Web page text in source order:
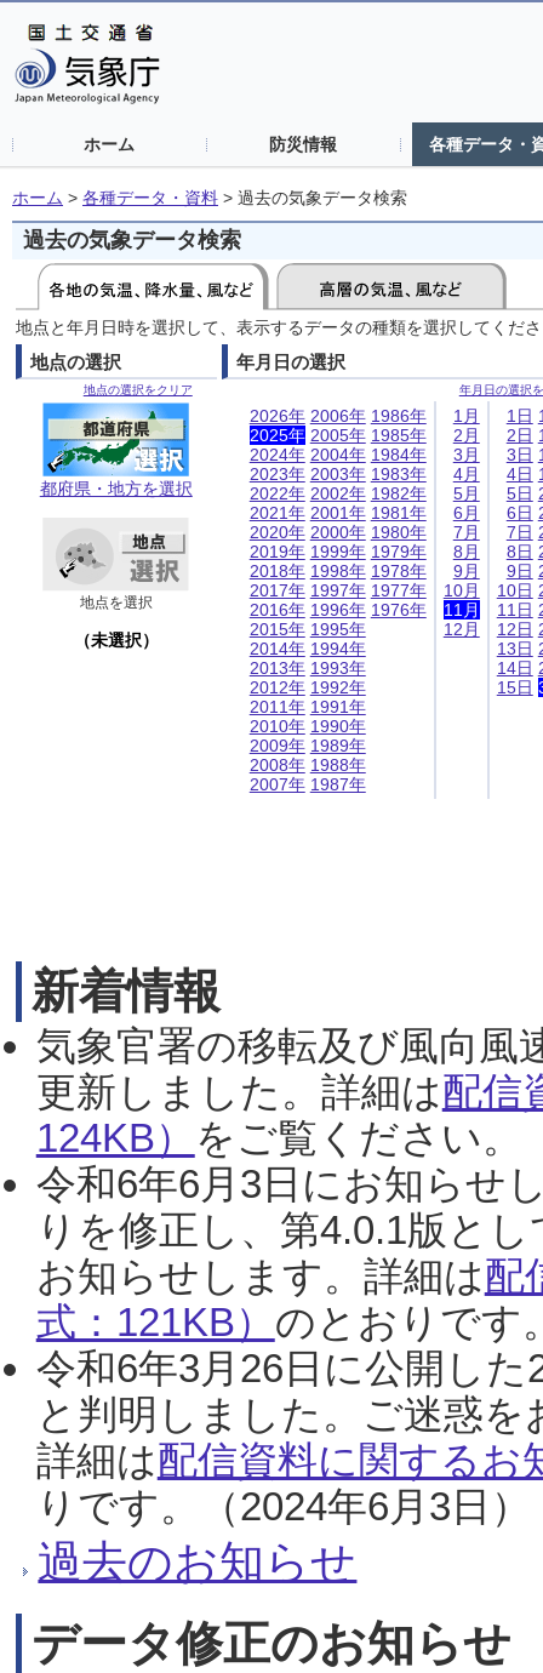
ホーム 防災情報 各種データ・
ホーム > 各種データ・資料 > 過去の気象データ検索
過去の気象データ検索
地点と年月日時を選択して、表示するデータの種類を選択してくだ
地点の選択
地点の選択をクリア
都府県・地方を選択
地点を選択
（未選択）
年月日の選択
年月日の選択
2026年
2025年
2024年
2023年
2022年
2021年
2020年
2019年
2018年
2017年
2016年
2015年
2014年
2013年
2012年
2011年
2010年
2009年
2008年
2007年
2006年
2005年
2004年
2003年
2002年
2001年
2000年
1999年
1998年
1997年
1996年
1995年
1994年
1993年
1992年
1991年
1990年
1989年
1988年
1987年
1986年
1985年
1984年
1983年
1982年
1981年
1980年
1979年
1978年
1977年
1976年
1月
2月
3月
4月
5月
6月
7月
8月
9月
10月
11月
12月
1日
2日
3日
4日
5日
6日
7日
8日
9日
10日
11日
12日
13日
14日
15日
新着情報
気象官署の移転及び風向風
更新しました。詳細は配信
124KB） をご覧ください。
令和6年6月3日にお知らせ
りを修正し、第4.0.1版と
お知らせします。詳細は配
式：121KB） のとおりです
令和6年3月26日に公開し
と判明しました。ご迷惑
詳細は配信資料に関するお
りです。（2024年6月3日）
過去のお知らせ
データ修正のお知らせ